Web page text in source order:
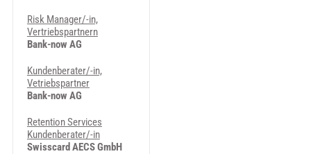
Risk Manager/-in,
Vertriebspartnern
Bank-now AG
Kundenberater/-in,
Vetriebspartner
Bank-now AG
Retention Services
Kundenberater/-in
Swisscard AECS GmbH